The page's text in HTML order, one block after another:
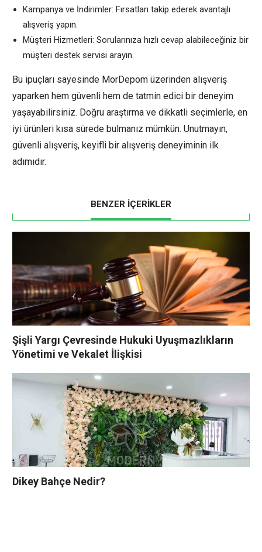
Kampanya ve İndirimler: Fırsatları takip ederek avantajlı
alışveriş yapın.
Müşteri Hizmetleri: Sorularınıza hızlı cevap alabileceğiniz bir
müşteri destek servisi arayın.
Bu ipuçları sayesinde MorDepom üzerinden alışveriş
yaparken hem güvenli hem de tatmin edici bir deneyim
yaşayabilirsiniz. Doğru araştırma ve dikkatli seçimlerle, en
iyi ürünleri kısa sürede bulmanız mümkün. Unutmayın,
güvenli alışveriş, keyifli bir alışveriş deneyiminin ilk
adımıdır.
BENZER İÇERİKLER
Şişli Yargı Çevresinde Hukuki Uyuşmazlıkların
Yönetimi ve Vekalet İlişkisi
Dikey Bahçe Nedir?